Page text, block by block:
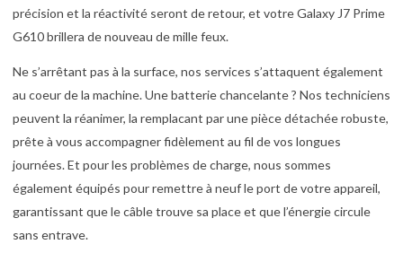
précision et la réactivité seront de retour, et votre Galaxy J7 Prime
G610 brillera de nouveau de mille feux.
Ne s’arrêtant pas à la surface, nos services s’attaquent également
au coeur de la machine. Une batterie chancelante ? Nos techniciens
peuvent la réanimer, la remplacant par une pièce détachée robuste,
prête à vous accompagner fidèlement au fil de vos longues
journées. Et pour les problèmes de charge, nous sommes
également équipés pour remettre à neuf le port de votre appareil,
garantissant que le câble trouve sa place et que l’énergie circule
sans entrave.